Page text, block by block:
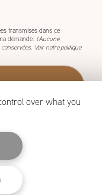
transmises dans ce
demande.
(Aucune
Voir notre politique
over what you